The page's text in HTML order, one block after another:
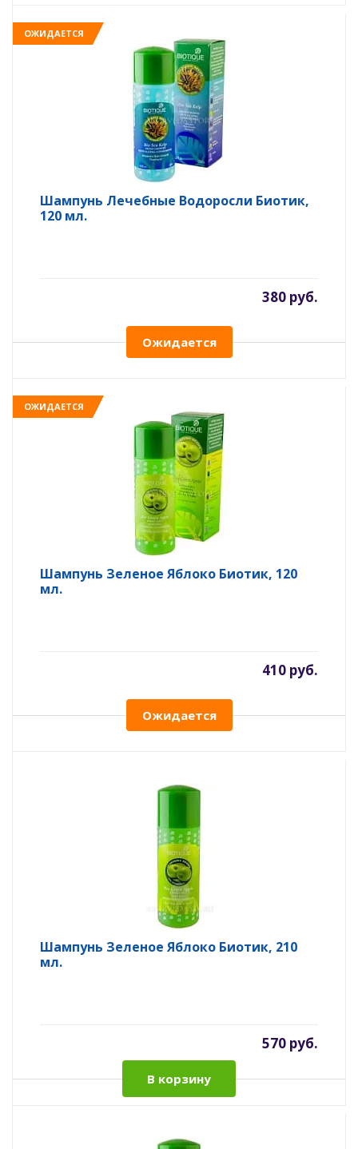
ОЖИДАЕТСЯ
Шампунь Лечебные Водоросли Биотик,
120 мл.
380 руб.
Ожидается
ОЖИДАЕТСЯ
Шампунь Зеленое Яблоко Биотик, 120
мл.
410 руб.
Ожидается
Шампунь Зеленое Яблоко Биотик, 210
мл.
570 руб.
В корзину